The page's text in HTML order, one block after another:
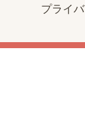
プライ